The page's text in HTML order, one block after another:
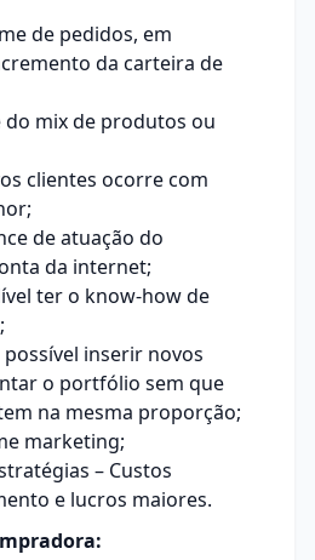
de pedidos, em
da carteira de
mix de produtos ou
clientes ocorre com
de atuação do
da internet;
ter o know-how de
possível inserir novos
o portfólio sem que
na mesma proporção;
marketing;
– Custos
e lucros maiores.